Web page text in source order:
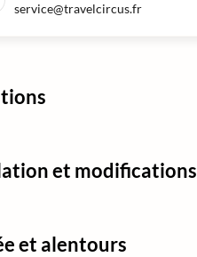
service@travelcircus.fr
et modifications
et alentours